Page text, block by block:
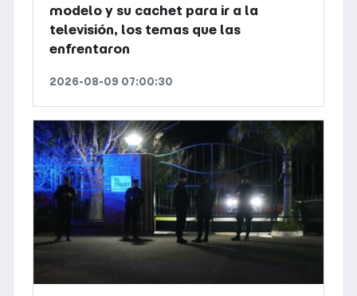
modelo y su cachet para ir a la
televisión, los temas que las
enfrentaron
2026-08-09 07:00:30